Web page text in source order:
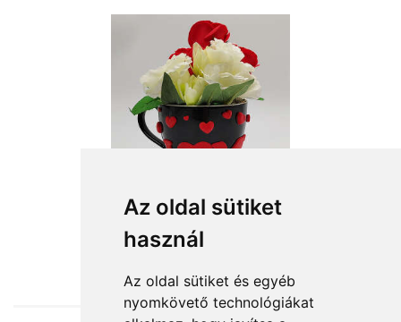
Az oldal sütiket
használ
Az oldal sütiket és egyéb
nyomkövető technológiákat
from HUF11,360